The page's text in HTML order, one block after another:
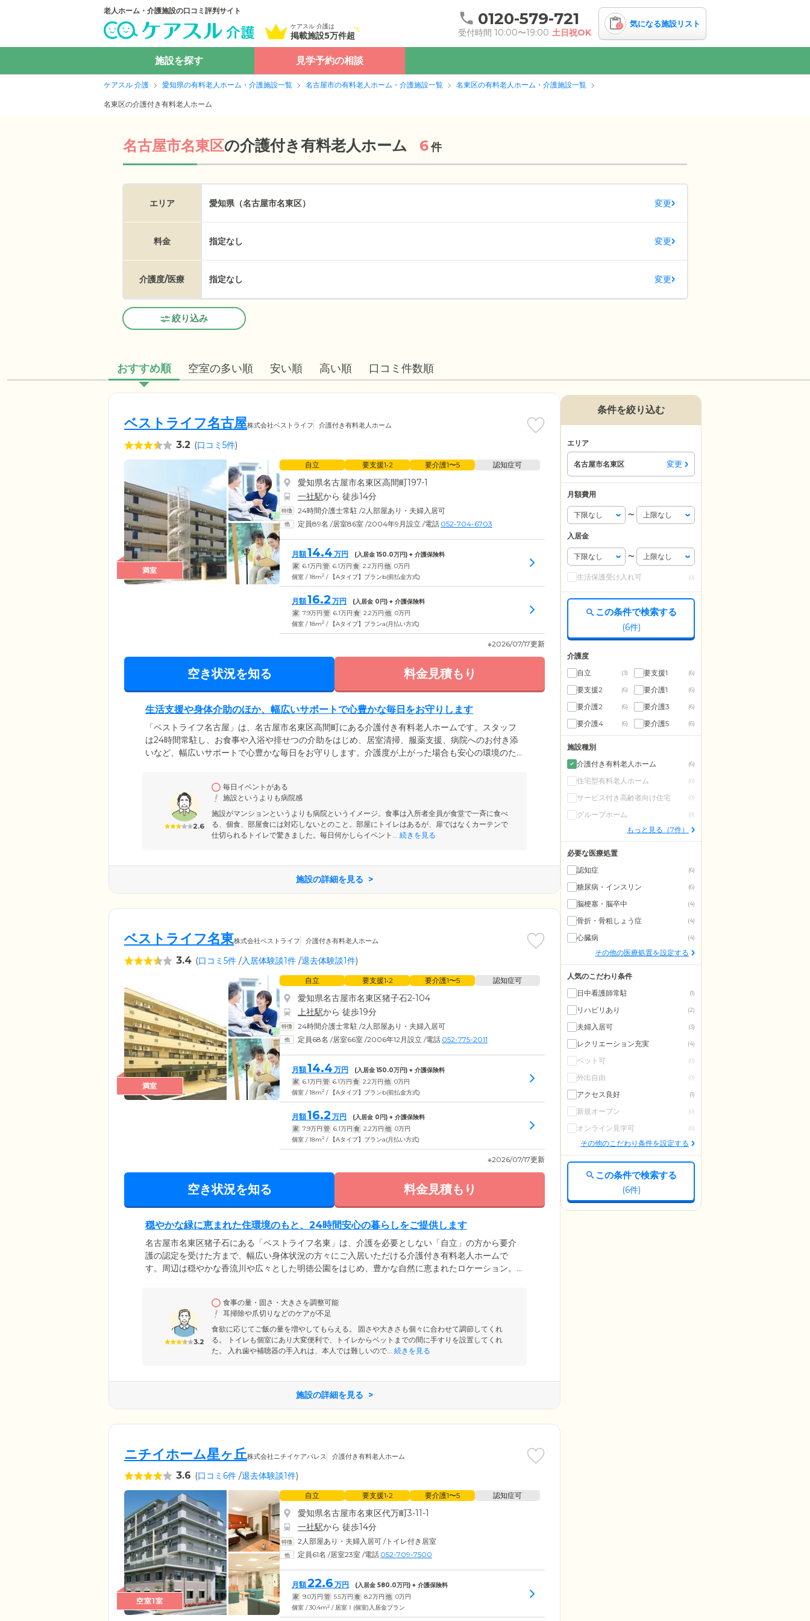
老人ホーム・介護施設の口コミ評判サイト
ケアスル 介護は
掲載施設5万件超
0120-579-721
受付時間 10:00〜19:00 土日祝OK
0 気になる施設リスト
施設を探す 見学予約の相談
ケアスル 介護 愛知県の有料老人ホーム・介護施設一覧 名古屋市の有料老人ホーム・介護施設一覧 名東区の有料老人ホーム・介護施設一覧
名東区の介護付き有料老人ホーム
名古屋市名東区の介護付き有料老人ホーム 6件
エリア 愛知県（名古屋市名東区） 変更
料金 指定なし 変更
介護度/医療 指定なし 変更
絞り込み
おすすめ順 空室の多い順 安い順 高い順 口コミ件数順
ベストライフ名古屋株式会社ベストライフ 介護付き有料老人ホーム
3.2 (口コミ5件)
満室
自立 要支援1•2 要介護1〜5 認知症可
愛知県名古屋市名東区高間町197-1
一社駅から 徒歩14分
24時間介護士常駐 /2人部屋あり・夫婦入居可
定員89名 /居室86室 /2004年9月設立 /電話 052-704-6703
月額14.4 万円 (入居金150.0万円) + 介護保険料
家 6.1万円 管 6.1万円 食 2.2万円 他 0万円
個室 / 18m2 / 【Aタイプ】プランb(前払金方式)
月額16.2 万円 (入居金 0円) + 介護保険料
家 7.9万円 管 6.1万円 食 2.2万円 他 0万円
個室 / 18m2 / 【Aタイプ】プランa(月払い方式)
※2026/07/17更新
空き状況を知る 料金見積もり
生活支援や身体介助のほか、幅広いサポートで心豊かな毎日をお守りします
「ベストライフ名古屋」は、名古屋市名東区高間町にある介護付き有料老人ホームです。スタッフ
は24時間常駐し、お食事や入浴や排せつの介助をはじめ、居室清掃、服薬支援、病院へのお付き添
いなど、幅広いサポートで心豊かな毎日をお守りします。介護度が上がった場合も安心の環境のた
アフリー設計を採用。お部屋にはナースコールを完備しており、お呼び出しがあればすぐにスタッ
フが駆け付けます。
2.6
毎日イベントがある
施設というよりも病院感
施設がマンションというよりも病院というイメージ。食事は入所者全員が食堂で一斉に食べ
る、個食、部屋食には対応しないとのこと。部屋にトイレはあるが、扉ではなくカーテンで
仕切られるトイレで驚きました。毎日何かしらイベント...
続きを見る
施設の詳細を見る
ベストライフ名東株式会社ベストライフ 介護付き有料老人ホーム
3.4 (口コミ5件 /入居体験談1件 /退去体験談1件)
満室
自立 要支援1•2 要介護1〜5 認知症可
愛知県名古屋市名東区猪子石2-104
上社駅から 徒歩19分
24時間介護士常駐 /2人部屋あり・夫婦入居可
定員68名 /居室66室 /2006年12月設立 /電話 052-775-2011
月額14.4 万円 (入居金150.0万円) + 介護保険料
家 6.1万円 管 6.1万円 食 2.2万円 他 0万円
個室 / 18m2 / 【Aタイプ】プランb(前払金方式)
月額16.2 万円 (入居金 0円) + 介護保険料
家 7.9万円 管 6.1万円 食 2.2万円 他 0万円
個室 / 18m2 / 【Aタイプ】プランa(月払い方式)
※2026/07/17更新
空き状況を知る 料金見積もり
穏やかな緑に恵まれた住環境のもと、24時間安心の暮らしをご提供します
名古屋市名東区猪子石にある「ベストライフ名東」は、介護を必要としない「自立」の方から要介
護の認定を受けた方まで、幅広い身体状況の方々にご入居いただける介護付き有料老人ホームで
す。周辺は穏やかな香流川や広々とした明徳公園をはじめ、豊かな自然に恵まれたロケーション。
ます。もちろん必要に応じてお食事や入浴、排せつの介助のほか、きめ細やかなサポートをご提
供。24時間安心の見守り体制で、いつまでも心豊かな毎日をお守りします。
3.2
食事の量・固さ・大きさを調整可能
耳掃除や爪切りなどのケアが不足
食欲に応じてご飯の量を増やしてもらえる。 固さや大きさも個々に合わせて調節してくれ
る。 トイレも個室にあり大変便利で、トイレからベットまでの間に手すりを設置してくれ
た。 入れ歯や補聴器の手入れは、本人では難しいので...
続きを見る
施設の詳細を見る
ニチイホーム星ヶ丘株式会社ニチイケアパレス 介護付き有料老人ホーム
3.6 (口コミ6件 /退去体験談1件)
空室1室
自立 要支援1•2 要介護1〜5 認知症可
愛知県名古屋市名東区代万町3-11-1
一社駅から 徒歩14分
2人部屋あり・夫婦入居可 /トイレ付き居室
定員61名 /居室23室 /電話 052-709-7500
月額22.6 万円 (入居金 580.0万円) + 介護保険料
家 9.0万円 管 5.5万円 食 8.2万円 他 0万円
個室 / 30.4m2 / 居室Ⅰ(個室)入居金プラン
条件を絞り込む
エリア
名古屋市名東区 変更
月額費用
〜
入居金
〜
生活保護受け入れ可 (0)
この条件で検索する
(6件)
介護度
自立
(3) 要支援1 (6)
要支援2 (6) 要介護1 (6)
要介護2 (6) 要介護3 (6)
要介護4 (6) 要介護5 (6)
施設種別
介護付き有料老人ホーム
(6)
住宅型有料老人ホーム (0)
サービス付き高齢者向け住宅 (0)
グループホーム (0)
もっと見る（7件）
必要な医療処置
認知症
(6)
糖尿病・インスリン (6)
脳梗塞・脳卒中 (4)
骨折・骨粗しょう症 (4)
心臓病 (4)
その他の医療処置を設定する
人気のこだわり条件
日中看護師常駐
(1)
リハビリあり (2)
夫婦入居可 (3)
レクリエーション充実 (4)
ペット可 (0)
外出自由 (0)
アクセス良好 (1)
新規オープン (0)
オンライン見学可 (0)
その他のこだわり条件を設定する
この条件で検索する
(6件)